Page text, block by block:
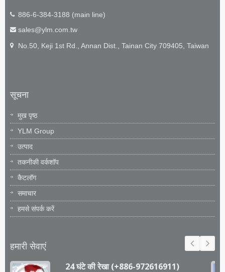
886-6-384-3188 (main line)
sales@ylm.com.tw
No.50, Keji 1st Rd., Annan Dist., Tainan City 709405, Taiwan
सूचना
मुख पृष्ठ
YLM Group
उत्पाद
तकनीकी वर्कशॉप
कैटलॉग
समाचार
हमसे संपर्क करें
हमारी सेवाएं
24 घंटे की रेखा (+886-972616911)